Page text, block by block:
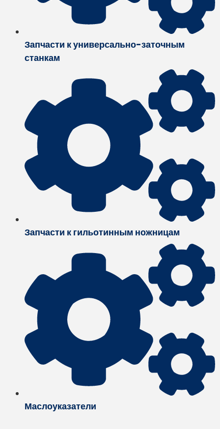
Запчасти к универсально-заточным
станкам
Запчасти к гильотинным ножницам
Маслоуказатели